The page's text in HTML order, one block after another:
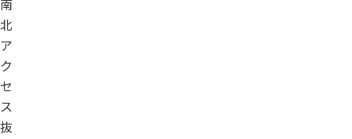
南
北
ア
ク
セ
ス
抜